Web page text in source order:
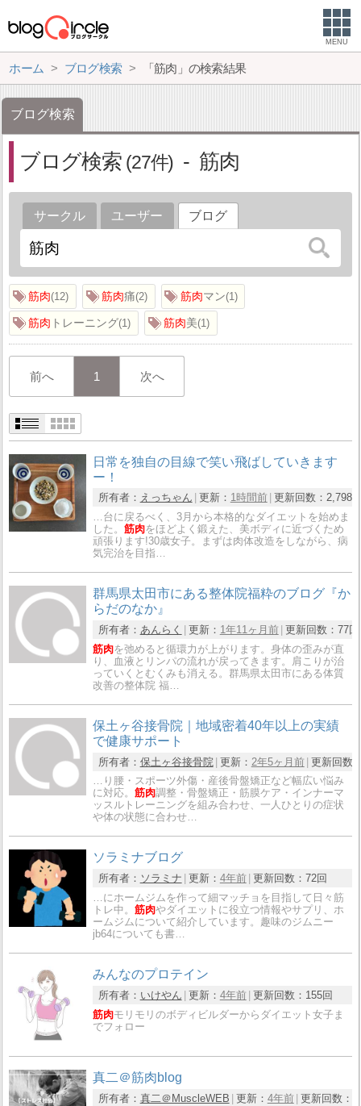
MENU
ホーム ブログ検索 「筋肉」の検索結果
ブログ検索
ブログ検索 27 筋肉
サークル ユーザー ブログ
筋肉 12 筋肉痛 2 筋肉マン 1
筋肉 トレーニング 1 筋肉美 1
前へ 1 次へ
日常を独自の目線で笑い飛ばしていきます
ー！
所有者： えっちゃん 更新： 1時間前 更新回数： 2,798
…台に戻るべく、3月から本格的なダイエットを始めま
した。筋肉をほどよく鍛えた、美ボディに近づくため
頑張ります!30歳女子。まずは肉体改造をしながら、病
気完治を目指…
群馬県太田市にある整体院福粋のブログ『か
らだのなか』
所有者： あんらく 更新： 1年11ヶ月前 更新回数： 77回
筋肉を弛めると循環力が上がります。身体の歪みが直
り、血液とリンパの流れが戻ってきます。肩こりが治
っていくとむくみも消える。群馬県太田市にある体質
改善の整体院 福…
保土ヶ谷接骨院｜地域密着40年以上の実績
で健康サポート
所有者： 保土ヶ谷接骨院 更新： 2年5ヶ月前 更新回数
…り腰・スポーツ外傷・産後骨盤矯正など幅広い悩み
に対応。筋肉調整・骨盤矯正・筋膜ケア・インナーマ
ッスルトレーニングを組み合わせ、一人ひとりの症状
や体の状態に合わせ…
ソラミナブログ
所有者： ソラミナ 更新： 4年前 更新回数： 72回
…にホームジムを作って細マッチョを目指して日々筋
トレ中。筋肉やダイエットに役立つ情報やサプリ、ホ
ームジムについて紹介しています。趣味のジムニー
jb64についても書…
みんなのプロテイン
所有者： いけやん 更新： 4年前 更新回数： 155回
筋肉モリモリのボディビルダーからダイエット女子ま
でフォロー
真二＠筋肉blog
所有者： 真二＠MuscleWEB 更新： 4年前 更新回数：